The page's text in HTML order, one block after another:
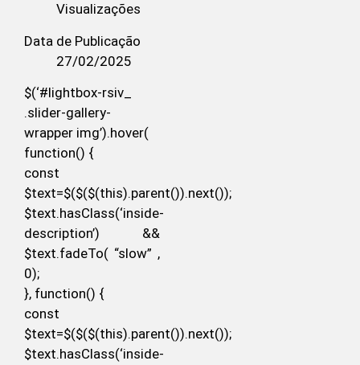
Visualizações
Data de Publicação
27/02/2025
$(‘#lightbox-rsiv_
.slider-gallery-
wrapper img’).hover(
function() {
const
$text=$($($(this).parent()).next());
$text.hasClass(‘inside-
description’) &&
$text.fadeTo( “slow” ,
0);
}, function() {
const
$text=$($($(this).parent()).next());
$text.hasClass(‘inside-